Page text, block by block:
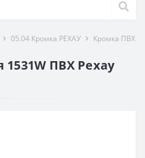
05.04 Кромка РЕХАУ Кромка ПВХ
ПВХ Рехау